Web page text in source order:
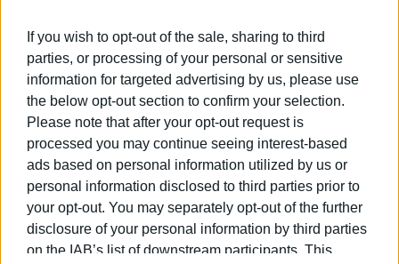
If you wish to opt-out of the sale, sharing to third
parties, or processing of your personal or sensitive
information for targeted advertising by us, please use
the below opt-out section to confirm your selection.
Please note that after your opt-out request is
processed you may continue seeing interest-based
ads based on personal information utilized by us or
personal information disclosed to third parties prior to
your opt-out. You may separately opt-out of the further
disclosure of your personal information by third parties
on the IAB’s list of downstream participants. This
Ακολουθήστε το enimerosi στοFacebook
Συνδρομητές στο e-paper